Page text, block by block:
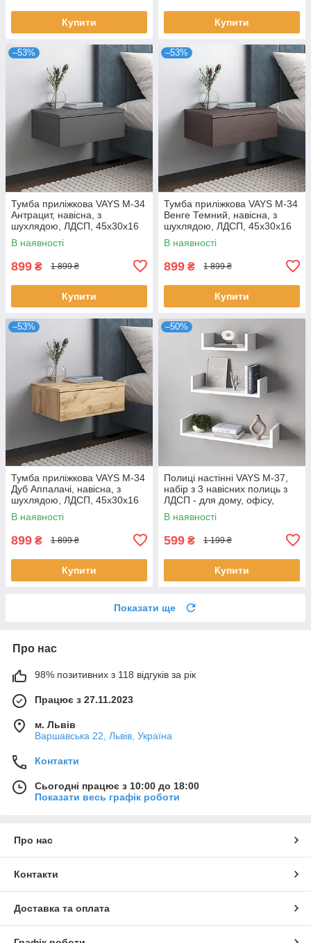
Купити Купити
–53%
Тумба приліжкова VAYS M-34
Антрацит, навісна, з
шухлядою, ЛДСП, 45х30х16
см – для спальні
В наявності
899 ₴ 1 899 ₴
Купити
–53%
Тумба приліжкова VAYS M-34
Венге Темний, навісна, з
шухлядою, ЛДСП, 45х30х16
см – для спальні
В наявності
899 ₴ 1 899 ₴
Купити
–53%
Тумба приліжкова VAYS M-34
Дуб Аппалачі, навісна, з
шухлядою, ЛДСП, 45х30х16
см – для спальні
В наявності
899 ₴ 1 899 ₴
Купити
–50%
Полиці настінні VAYS M-37,
набір з 3 навісних полиць з
ЛДСП - для дому, офісу,
вітальні
В наявності
599 ₴ 1 199 ₴
Купити
Показати ще
Про нас
98% позитивних з 118 відгуків за рік
Працює з 27.11.2023
м. Львів
Варшавська 22, Львів, Україна
Контакти
Сьогодні працює з 10:00 до 18:00
Показати весь графік роботи
Про нас
Контакти
Доставка та оплата